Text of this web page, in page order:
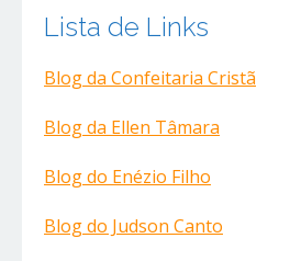
Lista de Links
Blog da Confeitaria Cristã
Blog da Ellen Tâmara
Blog do Enézio Filho
Blog do Judson Canto